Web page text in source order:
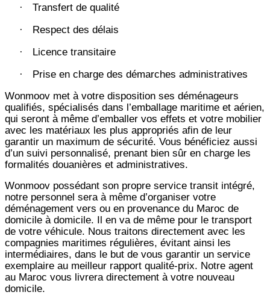
· Transfert de qualité
· Respect des délais
· Licence transitaire
·
Prise en charge des démarches administratives
Wonmoov met à votre disposition ses déménageurs
qualifiés, spécialisés dans l’emballage maritime et aérien,
qui seront à même d’emballer vos effets et votre mobilier
avec les matériaux les plus appropriés afin de leur
garantir un maximum de sécurité. Vous bénéficiez aussi
d’un suivi personnalisé, prenant bien sûr en charge les
formalités douanières et administratives.
Wonmoov possédant son propre service transit intégré,
notre personnel sera à même d’organiser votre
déménagement vers ou en provenance du Maroc de
domicile à domicile. Il en va de même pour le transport
de votre véhicule. Nous traitons directement avec les
compagnies maritimes régulières, évitant ainsi les
intermédiaires, dans le but de vous garantir un service
exemplaire au meilleur rapport qualité-prix. Notre agent
au Maroc vous livrera directement à votre nouveau
domicile.